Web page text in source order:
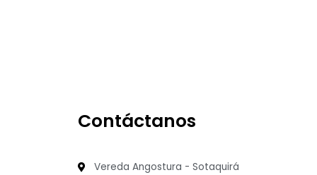
Contáctanos
Vereda Angostura - Sotaquirá